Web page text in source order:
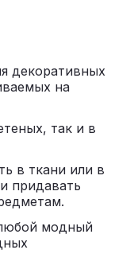
декоративных
на
так и в
в ткани или в
придавать
модный